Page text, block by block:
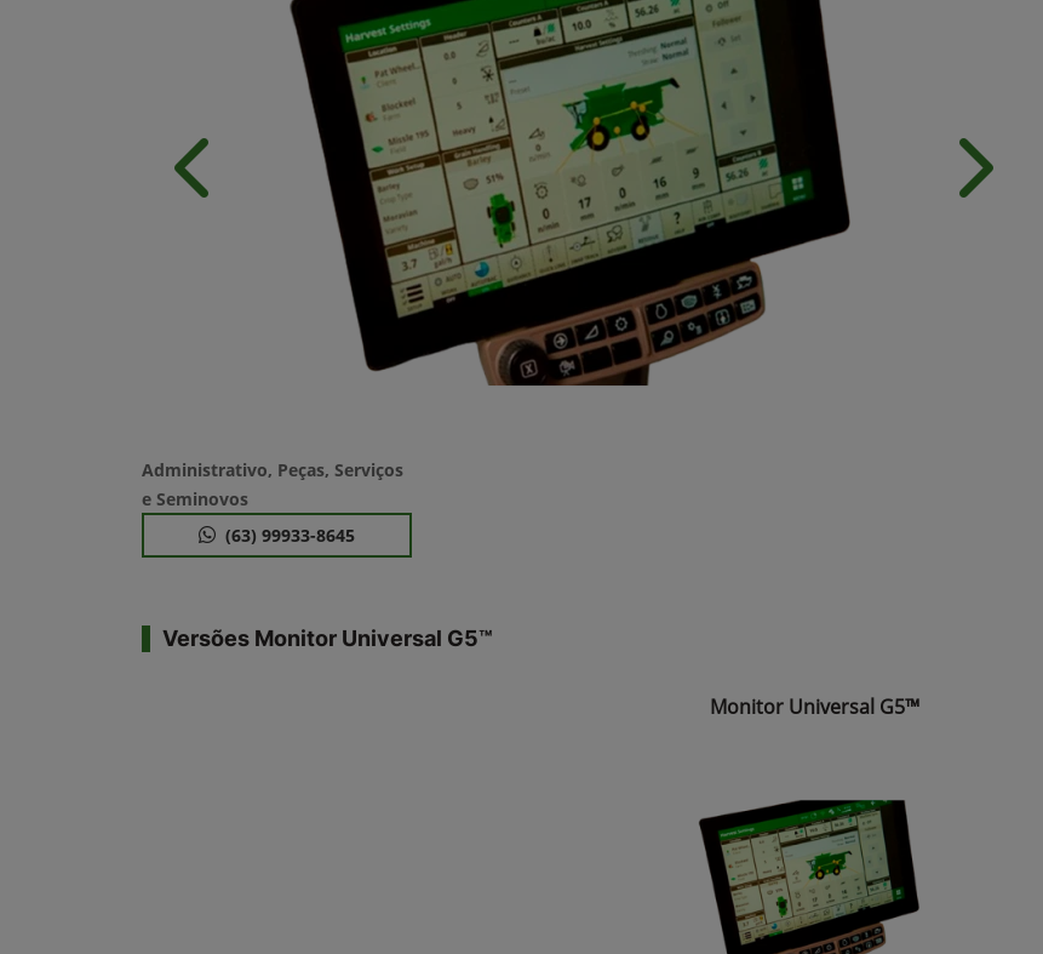
Anterior Próximo
Administrativo, Peças, Serviços
e Seminovos
(63) 99933-8645
Versões Monitor Universal G5™
Monitor Universal G5™